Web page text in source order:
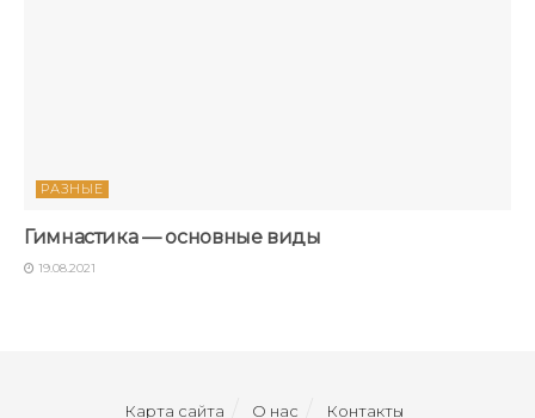
РАЗНЫЕ
Гимнастика — основные виды
19.08.2021
Карта сайта О нас Контакты